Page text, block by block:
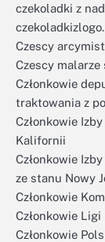
czekoladki z
Czescy
Czescy malarze
Członkowie
traktowania z
Członkowie
Kalifornii
Członkowie
ze stanu Nowy
Członkowie
Członkowie
Członkowie